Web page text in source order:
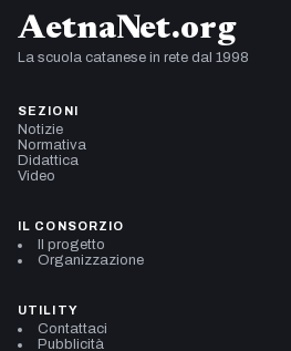
AetnaNet.org
La scuola catanese in rete dal 1998
SEZIONI
Notizie
Normativa
Didattica
Video
IL CONSORZIO
Il progetto
Organizzazione
UTILITY
Contattaci
Pubblicità